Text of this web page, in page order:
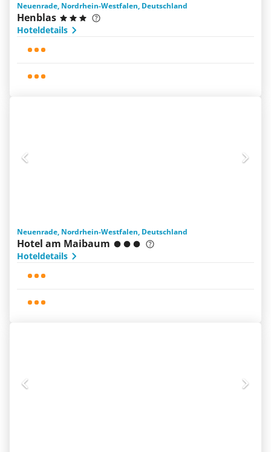
Neuenrade, Nordrhein-Westfalen, Deutschland
Henblas
Hoteldetails
Neuenrade, Nordrhein-Westfalen, Deutschland
Hotel am Maibaum
Hoteldetails